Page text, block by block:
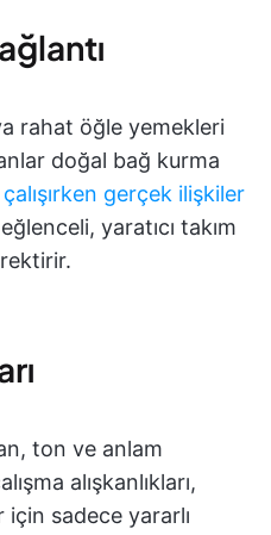
rahat öğle yemekleri
doğal bağ kurma
gerçek ilişkiler
yaratıcı takım
ton ve anlam
alışkanlıkları,
için sadece yararlı